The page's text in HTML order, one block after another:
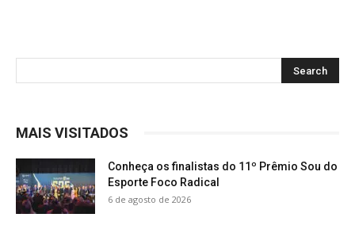
MAIS VISITADOS
Conheça os finalistas do 11º Prêmio Sou do
Esporte Foco Radical
6 de agosto de 2026